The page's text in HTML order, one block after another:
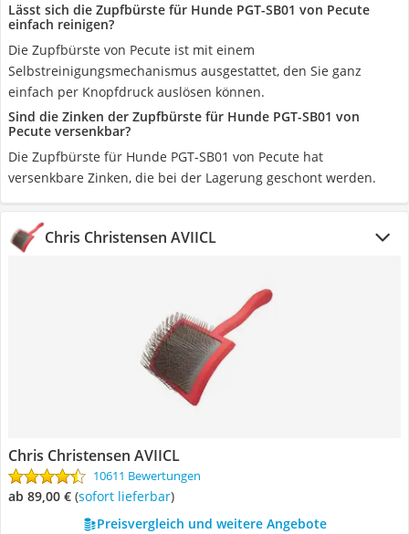
Lässt sich die Zupfbürste für Hunde PGT-SB01 von Pecute
einfach reinigen?
Die Zupfbürste von Pecute ist mit einem
Selbstreinigungsmechanismus ausgestattet, den Sie ganz
einfach per Knopfdruck auslösen können.
Sind die Zinken der Zupfbürste für Hunde PGT-SB01 von
Pecute versenkbar?
Die Zupfbürste für Hunde PGT-SB01 von Pecute hat
versenkbare Zinken, die bei der Lagerung geschont werden.
Chris Christensen ‎AVIICL
Chris Christensen ‎AVIICL
10611 Bewertungen
ab 89,00 € ( Sofort lieferbar)
Preisvergleich und weitere Angebote